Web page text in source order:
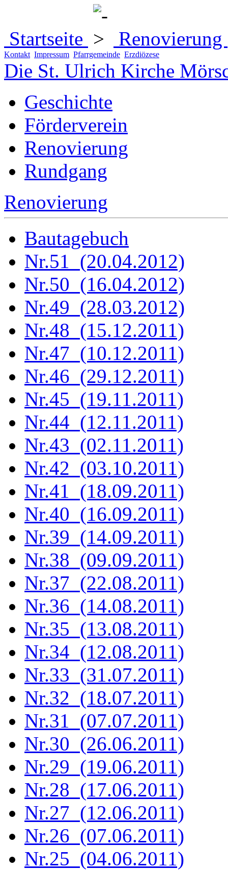
Startseite Renovierung
Kontakt Impressum Pfarrgemeinde Erzdiözese
Die St. Ulrich Kirche
Geschichte
Förderverein
Renovierung
Rundgang
Renovierung
Bautagebuch
Nr.51 (20.04.2012)
Nr.50 (16.04.2012)
Nr.49 (28.03.2012)
Nr.48 (15.12.2011)
Nr.47 (10.12.2011)
Nr.46 (29.12.2011)
Nr.45 (19.11.2011)
Nr.44 (12.11.2011)
Nr.43 (02.11.2011)
Nr.42 (03.10.2011)
Nr.41 (18.09.2011)
Nr.40 (16.09.2011)
Nr.39 (14.09.2011)
Nr.38 (09.09.2011)
Nr.37 (22.08.2011)
Nr.36 (14.08.2011)
Nr.35 (13.08.2011)
Nr.34 (12.08.2011)
Nr.33 (31.07.2011)
Nr.32 (18.07.2011)
Nr.31 (07.07.2011)
Nr.30 (26.06.2011)
Nr.29 (19.06.2011)
Nr.28 (17.06.2011)
Nr.27 (12.06.2011)
Nr.26 (07.06.2011)
Nr.25 (04.06.2011)